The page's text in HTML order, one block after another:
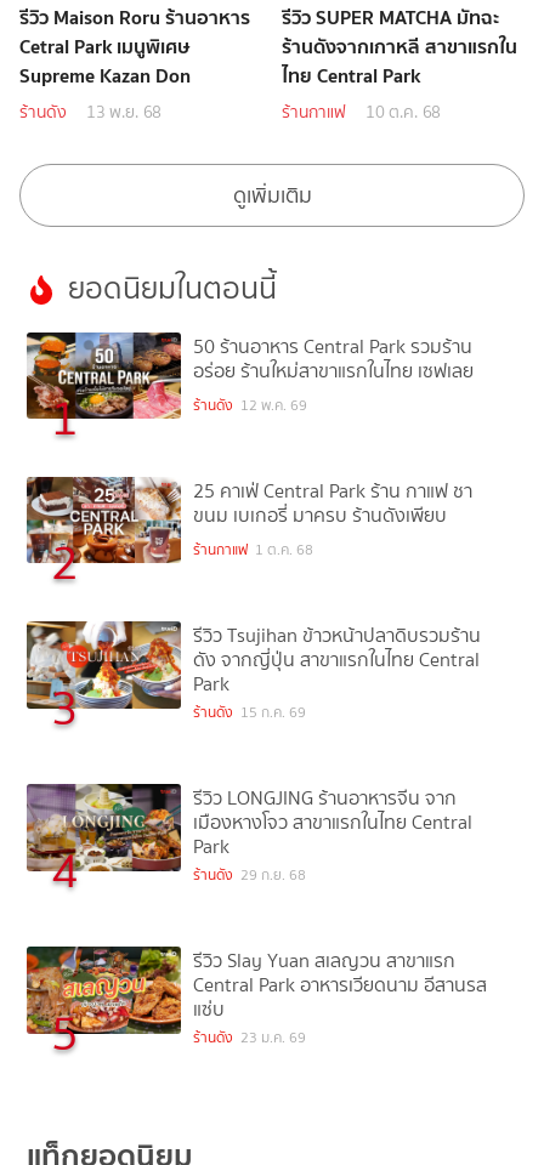
รีวิว Maison Roru ร้านอาหาร
Cetral Park เมนูพิเศษ
Supreme Kazan Don
ร้านดัง 13 พ.ย. 68
รีวิว SUPER MATCHA มัทฉะ
ร้านดังจากเกาหลี สาขาแรกใน
ไทย Central Park
ร้านกาแฟ 10 ต.ค. 68
ดูเพิ่มเติม
ยอดนิยมในตอนนี้
1
50 ร้านอาหาร Central Park รวมร้าน
อร่อย ร้านใหม่สาขาแรกในไทย เซฟเลย
ร้านดัง 12 พ.ค. 69
2
25 คาเฟ่ Central Park ร้าน กาแฟ ชา
ขนม เบเกอรี่ มาครบ ร้านดังเพียบ
ร้านกาแฟ 1 ต.ค. 68
3
รีวิว Tsujihan ข้าวหน้าปลาดิบรวมร้าน
ดัง จากญี่ปุ่น สาขาแรกในไทย Central
Park
ร้านดัง 15 ก.ค. 69
4
รีวิว LONGJING ร้านอาหารจีน จาก
เมืองหางโจว สาขาแรกในไทย Central
Park
ร้านดัง 29 ก.ย. 68
5
รีวิว Slay Yuan สเลญวน สาขาแรก
Central Park อาหารเวียดนาม อีสานรส
แซ่บ
ร้านดัง 23 ม.ค. 69